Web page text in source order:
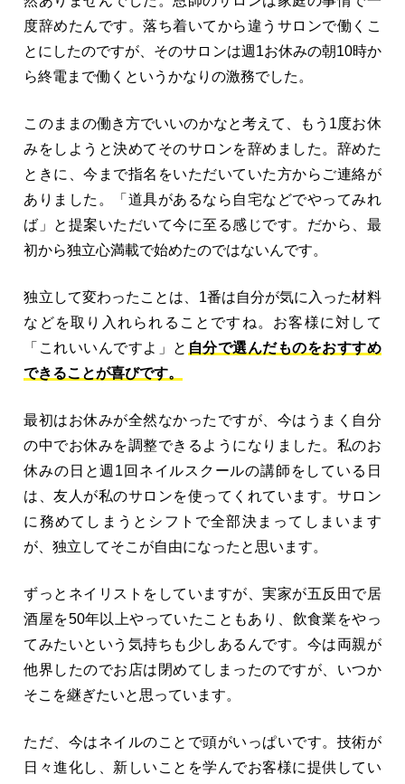
度辞めたんです。落ち着いてから違うサロンで働くこ
とにしたのですが、そのサロンは週1お休みの朝10時か
ら終電まで働くというかなりの激務でした。
このままの働き方でいいのかなと考えて、もう1度お休
みをしようと決めてそのサロンを辞めました。辞めた
ときに、今まで指名をいただいていた方からご連絡が
ありました。「道具があるなら自宅などでやってみれ
ば」と提案いただいて今に至る感じです。だから、最
初から独立心満載で始めたのではないんです。
独立して変わったことは、1番は自分が気に入った材料
などを取り入れられることですね。お客様に対して
「これいいんですよ」と 自分で選んだものをおすすめ
できることが喜びです。
最初はお休みが全然なかったですが、今はうまく自分
の中でお休みを調整できるようになりました。私のお
休みの日と週1回ネイルスクールの講師をしている日
は、友人が私のサロンを使ってくれています。サロン
に務めてしまうとシフトで全部決まってしまいます
が、独立してそこが自由になったと思います。
ずっとネイリストをしていますが、実家が五反田で居
酒屋を50年以上やっていたこともあり、飲食業をやっ
てみたいという気持ちも少しあるんです。今は両親が
他界したのでお店は閉めてしまったのですが、いつか
そこを継ぎたいと思っています。
ただ、今はネイルのことで頭がいっぱいです。技術が
日々進化し、新しいことを学んでお客様に提供してい